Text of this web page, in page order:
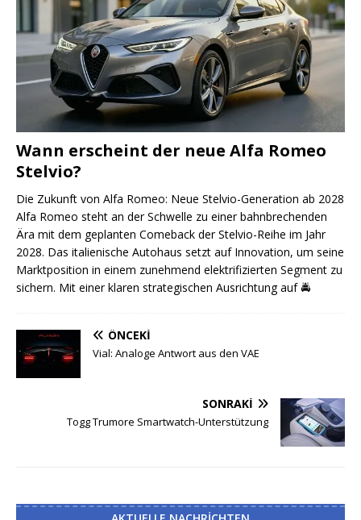
Wann erscheint der neue Alfa Romeo
Stelvio?
Die Zukunft von Alfa Romeo: Neue Stelvio-Generation ab 2028
Alfa Romeo steht an der Schwelle zu einer bahnbrechenden
Ära mit dem geplanten Comeback der Stelvio-Reihe im Jahr
2028. Das italienische Autohaus setzt auf Innovation, um seine
Marktposition in einem zunehmend elektrifizierten Segment zu
sichern. Mit einer klaren strategischen Ausrichtung auf🚔
ÖNCEKI
Vial: Analoge Antwort aus den VAE
SONRAKI
Togg Trumore Smartwatch-Unterstützung